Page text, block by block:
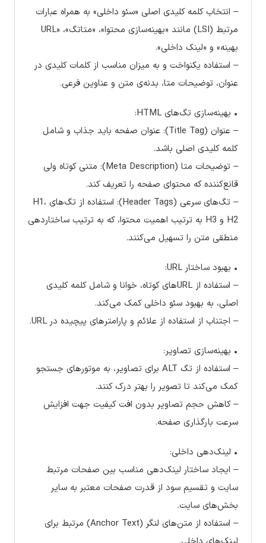
– انتخاب کلمه کلیدی اصلی «سئو داخلی» به همراه عبارات
مرتبط (LSI) مانند «بهینه‌سازی محتوا»، «متاتگ»، «URL
بهینه» و «لینک داخلی».
– استفاده یکنواخت و به میزان مناسب از کلمات کلیدی در
عنوان، توضیحات متا، بدنه‌ی متن و عناوین فرعی.
• بهینه‌سازی تگ‌های HTML:
– عنوان (Title Tag): عنوان صفحه باید جذاب و شامل
کلمه کلیدی اصلی باشد.
– توضیحات متا (Meta Description): متنی کوتاه ولی
قانع‌کننده که محتوای صفحه را تعریف کند.
– تگ‌های سرعی (Header Tags): استفاده از تگ‌های H1،
H2 و H3 به ترتیب اهمیت محتوا، که به ترتیب ساختاردهی
منطقی متن را تسهیل می‌کنند.
• بهبود ساختار URL:
– استفاده از URLهای کوتاه، خوانا و شامل کلمه کلیدی
اصلی، به بهبود سئو داخلی کمک می‌کند.
– اجتناب از استفاده از علائم و پارامترهای پیچیده در URL.
• بهینه‌سازی تصاویر:
– استفاده از تگ ALT برای تصاویر، به موتورهای جستجو
کمک می‌کند تا تصویر را بهتر درک کنند.
– کاهش حجم تصاویر بدون افت کیفیت جهت افزایش
سرعت بارگذاری صفحه.
• لینک‌دهی داخلی:
– ایجاد ساختار لینک‌دهی مناسب بین صفحات مرتبط
سایت و تقسیم سود از قدرت صفحات معتبر به سایر
بخش‌های سایت.
– استفاده از متن‌های لنگر (Anchor Text) مرتبط برای